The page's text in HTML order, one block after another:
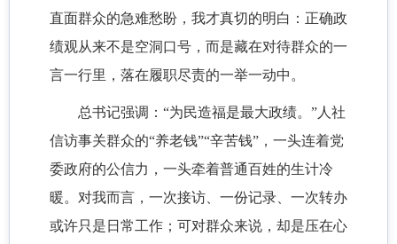
直面群众的急难愁盼，我才真切的明白：正确政
绩观从来不是空洞口号，而是藏在对待群众的一
言一行里，落在履职尽责的一举一动中。
总书记强调：“为民造福是最大政绩。”人社
信访事关群众的“养老钱”“辛苦钱”，一头连着党
委政府的公信力，一头牵着普通百姓的生计冷
暖。对我而言，一次接访、一份记录、一次转办
或许只是日常工作；可对群众来说，却是压在心